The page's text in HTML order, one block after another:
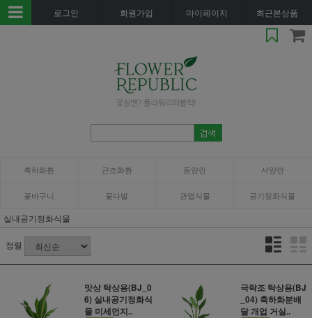
로그인 회원가입 마이페이지 최근본상품
축하화환 근조화환 동양란 서양란
꽃바구니 꽃다발 관엽식물 공기정화식물
실내공기정화식물
정렬
맛상 탁상용(BJ_0
6) 실내공기정화식
물 미세먼지..
극락조 탁상용(BJ
_04) 축하화분배
달 개업 거실..